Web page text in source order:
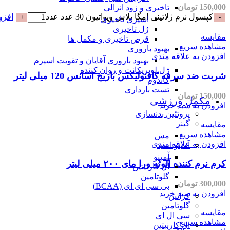
تاخیری و زود انزالی
اسپری تاخیری
ژل تاخیری
قرص تاخیری و مکمل ها
بهبود باروری
بهبود باروری آقایان و تقویت اسپرم
ژل لوبریکانت و روان کننده
کاندوم
تست بارداری
مکمل ورزشی
پروتئین بدنسازی
گینر
مس
آمینو اسید
آمینو
ال کارنیتین
گلوتامین
بی سی ای ای (BCAA)
کراتین
گلوتامین
سی ال ای
ال کارنیتین
150,000 تومان
کپسول نرم ژلاتینی امگا پلاس ویواتیون 30 عدد عدد
مقایسه
مشاهده سریع
افزودن به علاقه مندی
شربت ضد سرفه کافنولیکس باریج اسانس 120 میلی لیتر
150,000 تومان
افزودن به سبد خرید
مقایسه
مشاهده سریع
افزودن به علاقه مندی
کرم نرم کننده آلوئه ورا مای ۲۰۰ میلی لیتر
300,000 تومان
افزودن به سبد خرید
مقایسه
مشاهده سریع